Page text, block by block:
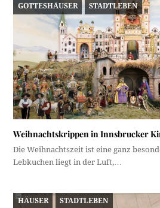
GOTTESHÄUSER STADTLEBEN
Weihnachtskrippen in Innsbrucker
Die Weihnachtszeit ist eine ganz
Lebkuchen liegt in der Luft,…
HÄUSER STADTLEBEN